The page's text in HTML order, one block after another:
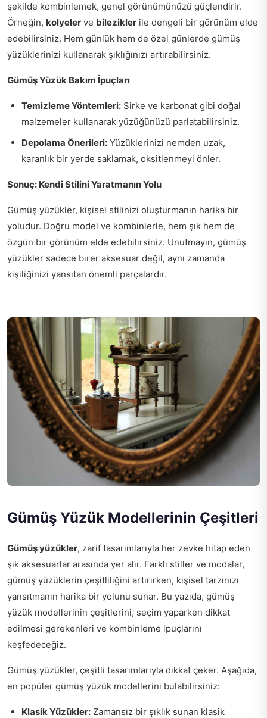
şekilde kombinlemek, genel görünümünüzü güçlendirir.
Örneğin, kolyeler ve bilezikler ile dengeli bir görünüm elde
edebilirsiniz. Hem günlük hem de özel günlerde gümüş
yüzüklerinizi kullanarak şıklığınızı artırabilirsiniz.
Gümüş Yüzük Bakım İpuçları
Temizleme Yöntemleri: Sirke ve karbonat gibi doğal
malzemeler kullanarak yüzüğünüzü parlatabilirsiniz.
Depolama Önerileri: Yüzüklerinizi nemden uzak,
karanlık bir yerde saklamak, oksitlenmeyi önler.
Sonuç: Kendi Stilini Yaratmanın Yolu
Gümüş yüzükler, kişisel stilinizi oluşturmanın harika bir
yoludur. Doğru model ve kombinlerle, hem şık hem de
özgün bir görünüm elde edebilirsiniz. Unutmayın, gümüş
yüzükler sadece birer aksesuar değil, aynı zamanda
kişiliğinizi yansıtan önemli parçalardır.
Gümüş Yüzük Modellerinin Çeşitleri
Gümüş yüzükler, zarif tasarımlarıyla her zevke hitap eden
şık aksesuarlar arasında yer alır. Farklı stiller ve modalar,
gümüş yüzüklerin çeşitliliğini artırırken, kişisel tarzınızı
yansıtmanın harika bir yolunu sunar. Bu yazıda, gümüş
yüzük modellerinin çeşitlerini, seçim yaparken dikkat
edilmesi gerekenleri ve kombinleme ipuçlarını
keşfedeceğiz.
Gümüş yüzükler, çeşitli tasarımlarıyla dikkat çeker. Aşağıda,
en popüler gümüş yüzük modellerini bulabilirsiniz:
Klasik Yüzükler: Zamansız bir şıklık sunan klasik